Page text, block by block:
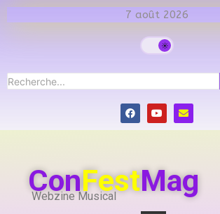
7 août 2026
ConFestMag
Webzine Musical